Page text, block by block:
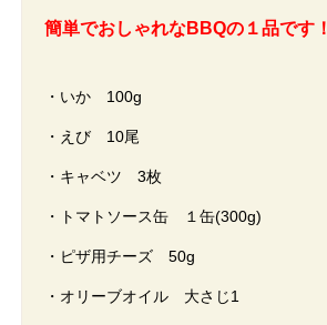
簡単でおしゃれなBBQの１品です！
・いか 100g
・えび 10尾
・キャベツ 3枚
・トマトソース缶 １缶(300g)
・ピザ用チーズ 50g
・オリーブオイル 大さじ1